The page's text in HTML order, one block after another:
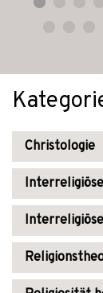
Christologie